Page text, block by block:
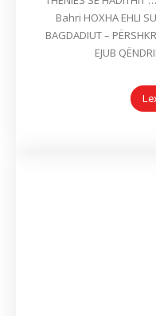
Bahri HOXHA EHLI
BAGDADIUT –
EJUB